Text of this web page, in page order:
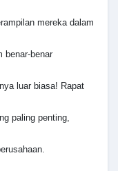
mereka dalam
benar
luar biasa! Rapat
paling penting,